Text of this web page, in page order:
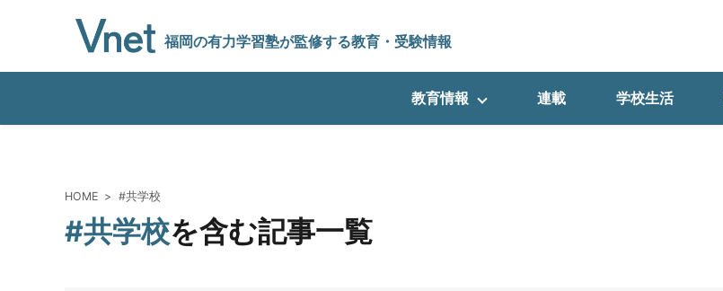
福岡の有力学習塾が監修する教育 ・受験情報
vnetアライアンス企業
教育情報 連載 学校生活
HOME #共学校
#共学校を含む記事一覧